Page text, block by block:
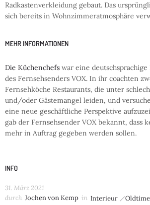
Radkastenverkleidung gebaut. Das
sich bereits in Wohnzimmeratmosphäre
MEHR INFORMATIONEN
Die Küchenchefs war eine
des Fernsehsenders VOX. In ihr coachten
Fernsehköche Restaurants, die unter
und/oder Gästemangel leiden, und
eine neue geschäftliche Perspektive
gab der Fernsehsender VOX bekannt, dass
mehr in Auftrag gegeben werden sollen.
INFO
31. März 2021
durch Jochen von Kemp in Interieur